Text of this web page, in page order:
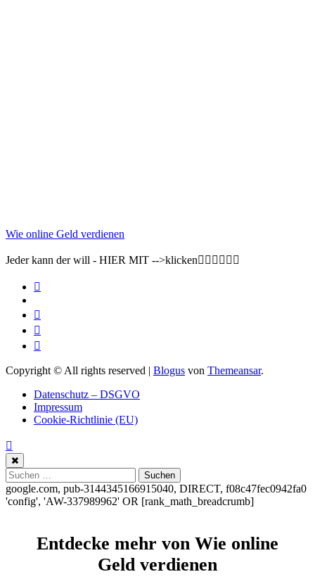
Wie online Geld verdienen
Jeder kann der will - HIER MIT -->klicken👇🏽👇🏽👇🏽
Copyright © All rights reserved | Blogus von Themeansar.
Datenschutz – DSGVO
Impressum
Cookie-Richtlinie (EU)
Suchen
nach:
google.com, pub-3144345166915040, DIRECT, f08c47fec0942fa0
'config', 'AW-337989962' OR [rank_math_breadcrumb]
Entdecke mehr von Wie online
Geld verdienen